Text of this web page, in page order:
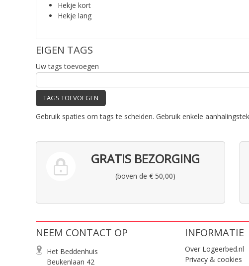
Hekje kort
Hekje lang
EIGEN TAGS
Uw tags toevoegen
TAGS TOEVOEGEN
Gebruik spaties om tags te scheiden. Gebruik enkele
GRATIS BEZORGING
(boven de € 50,00)
NEEM CONTACT OP
Het Beddenhuis
Beukenlaan 42
INFORMATIE
Over Logeerbed.nl
Privacy & cookies